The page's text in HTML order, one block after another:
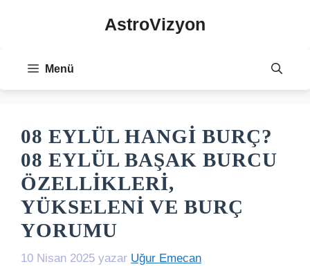
AstroVizyon
Menü
08 EYLÜL HANGI BURÇ?
08 EYLÜL BAŞAK BURCU
ÖZELLIKLERI,
YÜKSELENI VE BURÇ
YORUMU
10 Nisan 2025 yazar Uğur Emecan